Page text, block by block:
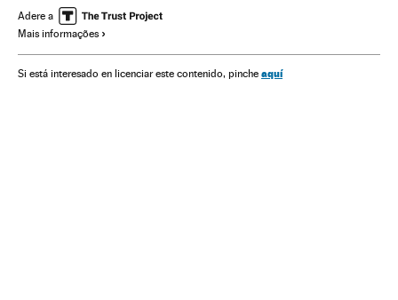
Bolsa valores Microsoft
Mercados financeiros
Telecomunicações Tecnologia Finanças Comunicações
Adere a
Mais informações
Si está interesado en licenciar este contenido, pinche aquí